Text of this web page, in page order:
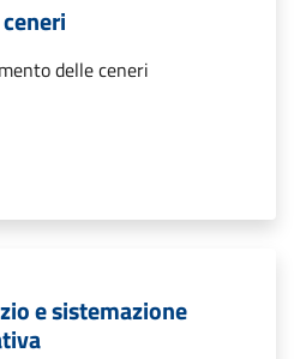
delle ceneri
e sistemazione